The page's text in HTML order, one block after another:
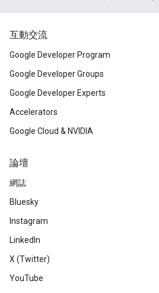
互動交流
Google Developer Program
Google Developer Groups
Google Developer Experts
Accelerators
Google Cloud & NVIDIA
論壇
網誌
Bluesky
Instagram
LinkedIn
X (Twitter)
YouTube